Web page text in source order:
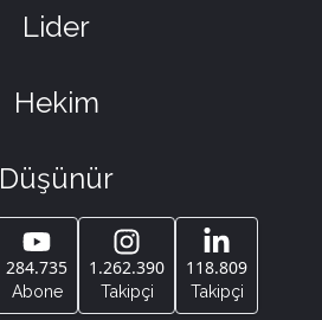
Lider
Hekim
Düşünür
284.735
Abone
1.262.390
Takipçi
118.809
Takipçi